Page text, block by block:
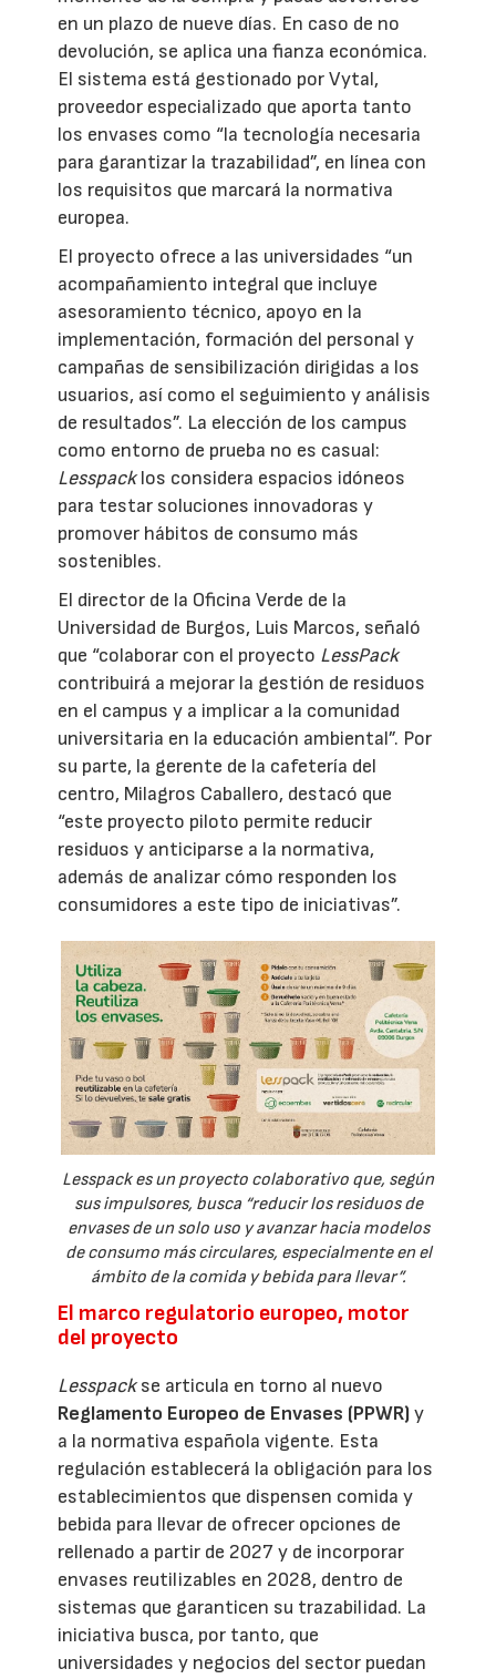
en un plazo de nueve días. En caso de no
devolución, se aplica una fianza económica.
El sistema está gestionado por Vytal,
proveedor especializado que aporta tanto
los envases como “la tecnología necesaria
para garantizar la trazabilidad”, en línea con
los requisitos que marcará la normativa
europea.
El proyecto ofrece a las universidades “un
acompañamiento integral que incluye
asesoramiento técnico, apoyo en la
implementación, formación del personal y
campañas de sensibilización dirigidas a los
usuarios, así como el seguimiento y análisis
de resultados”. La elección de los campus
como entorno de prueba no es casual:
Lesspacklos considera espacios idóneos
para testar soluciones innovadoras y
promover hábitos de consumo más
sostenibles.
El director de la Oficina Verde de la
Universidad de Burgos, Luis Marcos, señaló
que “colaborar con el proyecto LessPack
contribuirá a mejorar la gestión de residuos
en el campus y a implicar a la comunidad
universitaria en la educación ambiental”. Por
su parte, la gerente de la cafetería del
centro, Milagros Caballero, destacó que
“este proyecto piloto permite reducir
residuos y anticiparse a la normativa,
además de analizar cómo responden los
consumidores a este tipo de iniciativas”.
Lesspack es un proyecto colaborativo que, según
sus impulsores, busca “reducir los residuos de
envases de un solo uso y avanzar hacia modelos
de consumo más circulares, especialmente en el
ámbito de la comida y bebida para llevar”.
El marco regulatorio europeo, motor
del proyecto
Lesspackse articula en torno al nuevo
Reglamento Europeo de Envases (PPWR)y
a la normativa española vigente. Esta
regulación establecerá la obligación para los
establecimientos que dispensen comida y
bebida para llevar de ofrecer opciones de
rellenado a partir de 2027 y de incorporar
envases reutilizables en 2028, dentro de
sistemas que garanticen su trazabilidad. La
iniciativa busca, por tanto, que
universidades y negocios del sector puedan